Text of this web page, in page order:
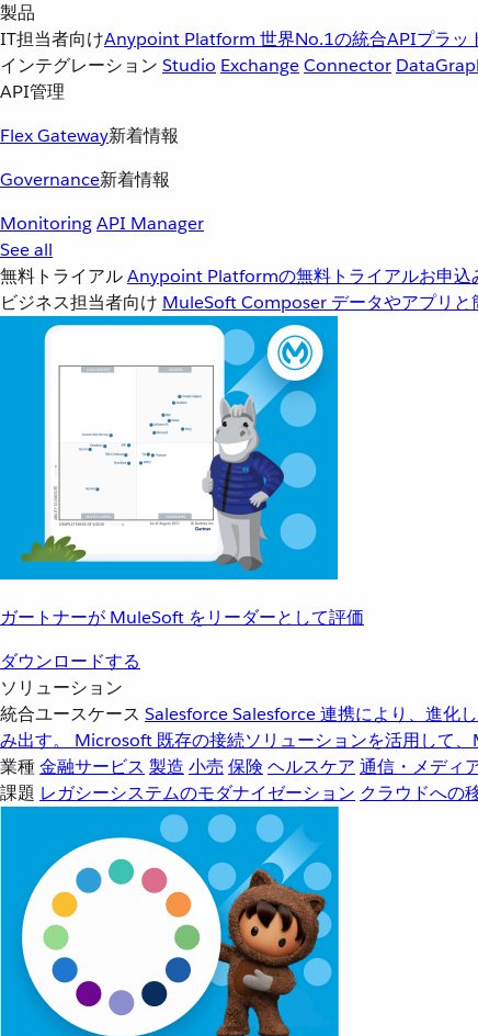
製品
IT担当者向けAnypoint Platform 世界No.1の統合APIプラッ
インテグレーション Studio ExchangeConnector
API管理
Flex Gateway新着情報
Governance新着情報
MonitoringAPI Manager
See all
無料トライアルAnypoint Platformの無料トライアルお申込
ビジネス担当者向け MuleSoft Composer データやアプリと
ガートナーが MuleSoft をリーダーとして評価
ダウンロードする
ソリューション
統合ユースケース SalesforceSalesforce 連携により、進化
み出す。
Microsoft 既存の接続ソリューションを活用して
業種金融サービス 製造 小売 保険 ヘルスケア 通信・メディ
課題 レガシーシステムのモダナイゼーション クラウドへの